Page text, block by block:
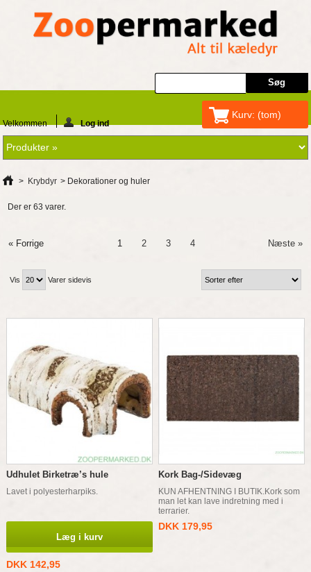
Kurv: (tom)
Velkommen Log ind
> Krybdyr > Dekorationer og huler
Der er 63 varer.
« Forrige 1 2 3 4 Næste »
Vis Varer sidevis
Udhulet Birketræ’s hule
Lavet i polyesterharpiks.
Læg i kurv
DKK 142,95
Kork Bag-/Sidevæg
KUN AFHENTNING I BUTIK.Kork som
man let kan lave indretning med i
terrarier.
DKK 179,95